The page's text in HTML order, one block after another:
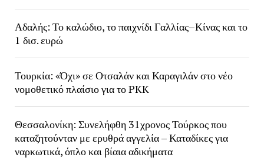
Αδαλής: Το καλώδιο, το παιχνίδι Γαλλίας–Κίνας και το
1 δισ. ευρώ
Τουρκία: «Όχι» σε Οτσαλάν και Καραγιλάν στο νέο
νομοθετικό πλαίσιο για το PKK
Θεσσαλονίκη: Συνελήφθη 31χρονος Τούρκος που
καταζητούνταν με ερυθρά αγγελία – Καταδίκες για
ναρκωτικά, όπλο και βίαια αδικήματα